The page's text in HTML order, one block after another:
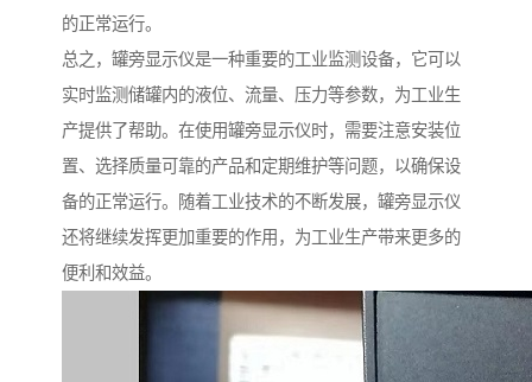
的正常运行。
总之，罐旁显示仪是一种重要的工业监测设备，它可以
实时监测储罐内的液位、流量、压力等参数，为工业生
产提供了帮助。在使用罐旁显示仪时，需要注意安装位
置、选择质量可靠的产品和定期维护等问题，以确保设
备的正常运行。随着工业技术的不断发展，罐旁显示仪
还将继续发挥更加重要的作用，为工业生产带来更多的
便利和效益。